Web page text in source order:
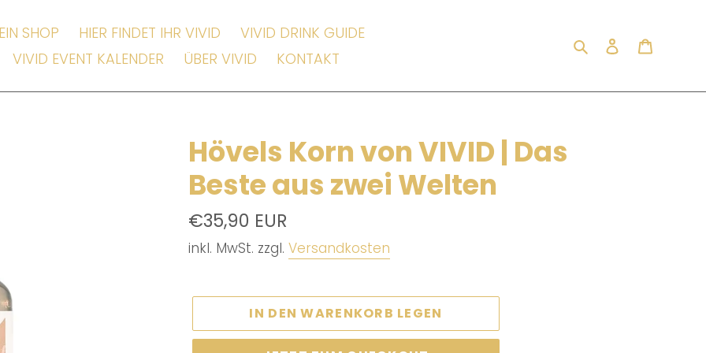
SHOP HIER FINDET IHR VIVID
VIVID DRINK GUIDE
VIVID EVENT KALENDER
ÜBER VIVID KONTAKT
SuchenEinloggen
Hövels Korn von VIVID | Das
Beste aus zwei Welten
Normaler
Preis
€35,90 EUR
inkl. MwSt. zzgl. Versandkosten
IN DEN WARENKORB LEGEN